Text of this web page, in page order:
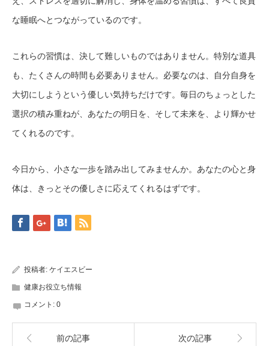
な睡眠へとつながっているのです。
これらの習慣は、決して難しいものではありません。特別な道具
も、たくさんの時間も必要ありません。必要なのは、自分自身を
大切にしようという優しい気持ちだけです。毎日のちょっとした
選択の積み重ねが、あなたの明日を、そして未来を、より輝かせ
てくれるのです。
今日から、小さな一歩を踏み出してみませんか。あなたの心と身
体は、きっとその優しさに応えてくれるはずです。
投稿者: ケイエスビー
健康お役立ち情報
コメント: 0
前の記事 次の記事